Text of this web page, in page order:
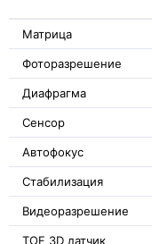
Матрица
Фоторазрешение
Диафрагма
Сенсор
Автофокус
Стабилизация
Видеоразрешение
TOF 3D датчик